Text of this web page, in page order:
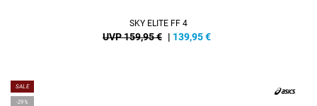
SKY ELITE FF 4
UVP 159,95 € | 139,95€
SALE
-29%